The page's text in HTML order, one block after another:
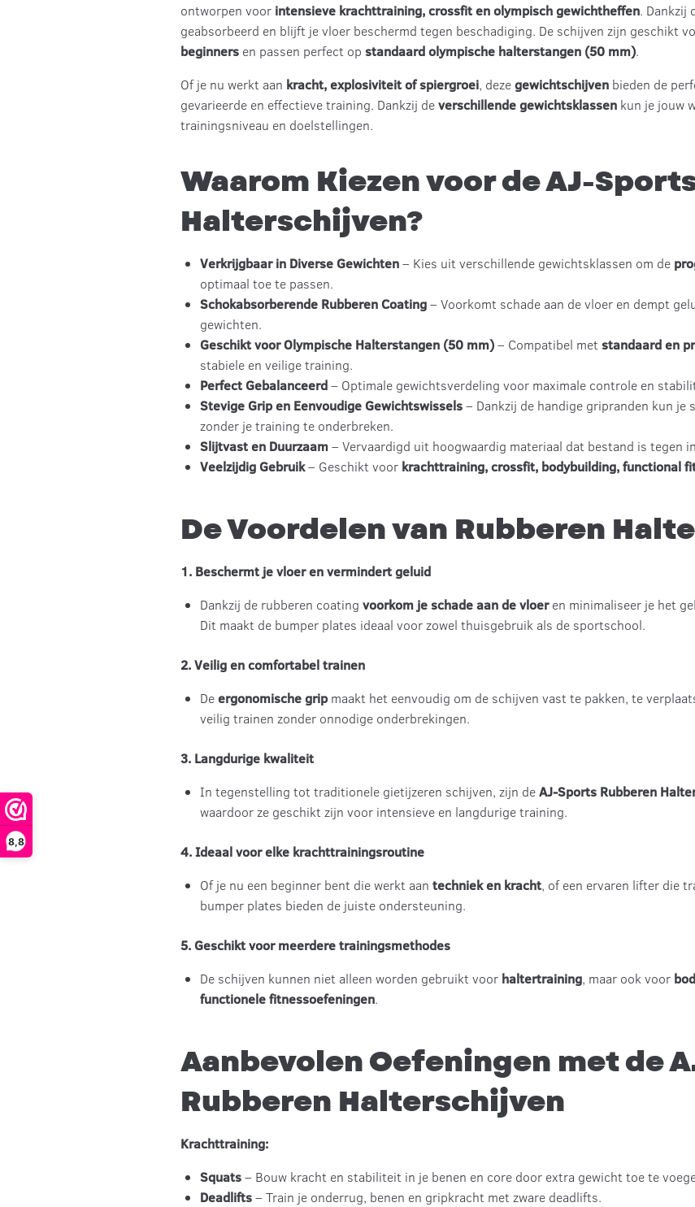
8,8
ontworpen voor intensieve krachttraining, crossfit en olympisch gewichtheffen. Dankzij
geabsorbeerd en blijft je vloer beschermd tegen beschadiging. De schijven zijn geschikt
beginners en passen perfect op standaard olympische halterstangen (50 mm).
Of je nu werkt aan kracht, explosiviteit of spiergroei, dezegewichtschijven bieden de
gevarieerde en effectieve training. Dankzij deverschillende gewichtsklassen kun je jouw
trainingsniveau en doelstellingen.
Waarom Kiezen voor de AJ-
Halterschijven?
Verkrijgbaar in Diverse Gewichten– Kies uit verschillende gewichtsklassen om de
optimaal toe te passen.
Schokabsorberende Rubberen Coating– Voorkomt schade aan de vloer en dempt
gewichten.
Geschikt voor Olympische Halterstangen (50 mm)– Compatibel metstandaard en
stabiele en veilige training.
Perfect Gebalanceerd– Optimale gewichtsverdeling voor maximale controle en
Stevige Grip en Eenvoudige Gewichtswissels– Dankzij de handige gripranden kun je
zonder je training te onderbreken.
Slijtvast en Duurzaam– Vervaardigd uit hoogwaardig materiaal dat bestand is tegen
Veelzijdig Gebruik– Geschikt voor krachttraining, crossfit, bodybuilding, functional
De Voordelen van Rubberen
1. Beschermt je vloer en vermindert geluid
Dankzij de rubberen coating voorkom je schade aan de vloeren minimaliseer je het
Dit maakt de bumper plates ideaal voor zowel thuisgebruik als de sportschool.
2. Veilig en comfortabel trainen
Deergonomische gripmaakt het eenvoudig om de schijven vast te pakken, te
veilig trainen zonder onnodige onderbrekingen.
3. Langdurige kwaliteit
In tegenstelling tot traditionele gietijzeren schijven, zijn deAJ-Sports Rubberen
waardoor ze geschikt zijn voor intensieve en langdurige training.
4. Ideaal voor elke krachttrainingsroutine
Of je nu een beginner bent die werkt aan techniek en kracht, of een ervaren lifter die
bumper plates bieden de juiste ondersteuning.
5. Geschikt voor meerdere trainingsmethodes
De schijven kunnen niet alleen worden gebruikt voor haltertraining, maar ook voor
functionele fitnessoefeningen.
Aanbevolen Oefeningen met de
Rubberen Halterschijven
Krachttraining:
Squats– Bouw kracht en stabiliteit in je benen en core door extra gewicht toe te
Deadlifts– Train je onderrug, benen en gripkracht met zware deadlifts.